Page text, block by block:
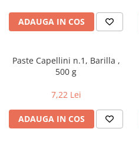
Accesorii maturi, mopuri & galeti
Produse curatare casa si exterior
Solutii dezinfectante
Servetele umede antibacteriene
Solutie curatat mobila
Solutie curatat podele
Tampoane si absorbante
Scutece adulti
Produse autobronzante
Produse cu protectie solara
Igiena dentara
Pasta de dinti
Produse manichiura & pedichiura
ADAUGA IN COS
Paste Capellini n.1, Barilla ,
500 g
7,22 Lei
ADAUGA IN COS